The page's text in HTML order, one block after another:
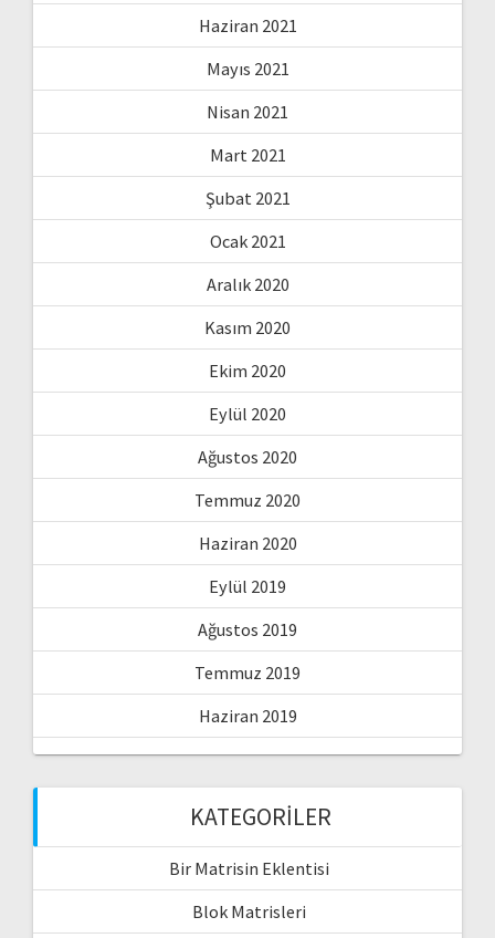
Haziran 2021
Mayıs 2021
Nisan 2021
Mart 2021
Şubat 2021
Ocak 2021
Aralık 2020
Kasım 2020
Ekim 2020
Eylül 2020
Ağustos 2020
Temmuz 2020
Haziran 2020
Eylül 2019
Ağustos 2019
Temmuz 2019
Haziran 2019
KATEGORILER
Bir Matrisin Eklentisi
Blok Matrisleri